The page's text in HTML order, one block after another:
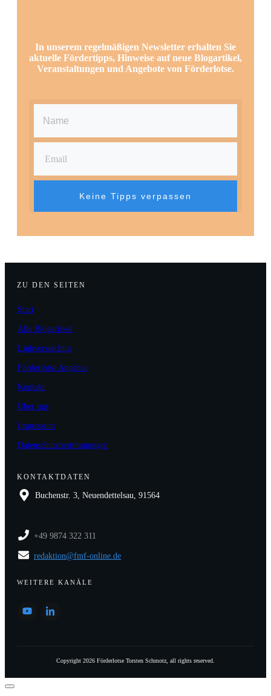
In unserem regelmäßigen Newsletter erhalten Sie
aktuelle Fördertipps, Hinweise auf neue Blogartikel,
Veranstaltungen und Angebote von Förderlotse.
Keine Tipps verpassen
ZU DEN SEITEN
Start
Alle Blogartikel
Linkverzeichnis
Förderlotse Angebot
Kontakt
Über uns
Impressum
Datenschutzbestimmungen
KONTAKTDATEN
Buchenstr. 3, Neuendettelsau, 91564
+49 9874 322 311
redaktion@fmf-online.de
WEITERE KANÄLE
Copyright 2026 Förderlotse Torsten Schmotz , all rights reserved.
Dialog